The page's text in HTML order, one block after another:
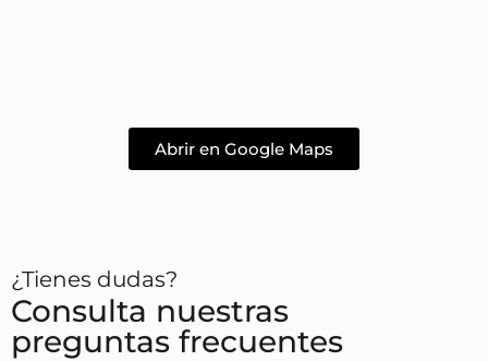
Abrir en Google Maps
¿Tienes dudas?
Consulta nuestras
preguntas frecuentes